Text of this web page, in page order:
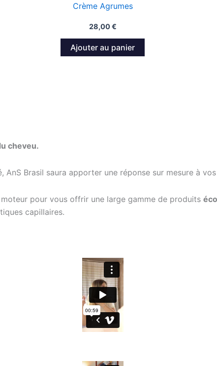
Crème Agrumes
28,00€
Ajouter au panier
cheveu.
AnS Brasil saura apporter une réponse sur mesure à
moteur pour vous offrir une large gamme de produits
capillaires.